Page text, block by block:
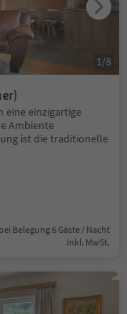
eine einzigartige
Ambiente
ist die traditionelle
bei Belegung 6 Gäste / Nacht
Inkl. MwSt.
1/8